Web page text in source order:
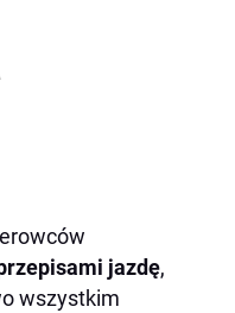
jazdę,
wszystkim